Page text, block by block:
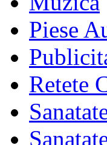
Piese
Retete